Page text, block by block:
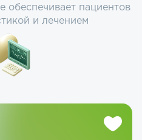
обеспечивает пациентов
и лечением